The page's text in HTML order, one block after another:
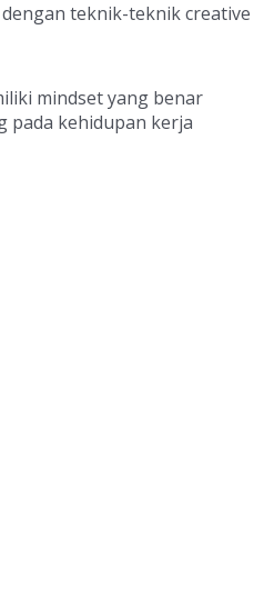
teknik-teknik
mindset yang benar
pada kehidupan kerja